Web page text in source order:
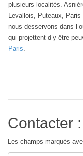
plusieurs localités.
Levallois, Puteaux,
nous desservons dans
qui projettent d’y être
Paris.
Contacter :
Les champs marqués